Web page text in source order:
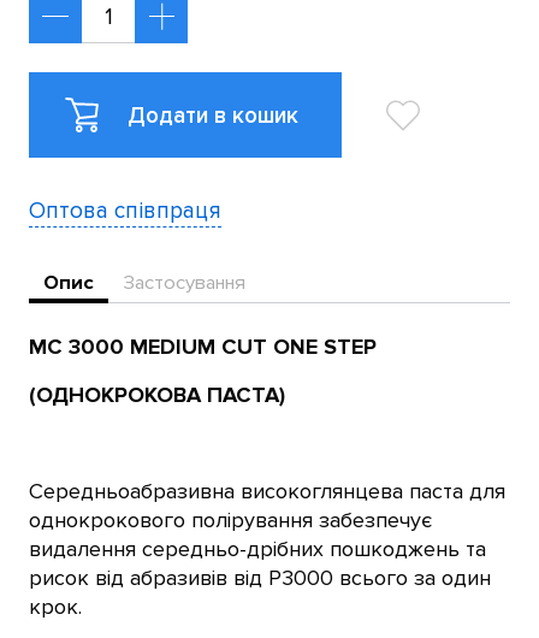
Додати в кошик
Оптова співпраця
Опис Застосування
MC 3000 MEDIUM CUT ONE STEP
(ОДНОКРОКОВА ПАСТА)
Середньоабразивна високоглянцева паста для
однокрокового полірування забезпечує
видалення середньо-дрібних пошкоджень та
рисок від абразивів від Р3000 всього за один
крок.